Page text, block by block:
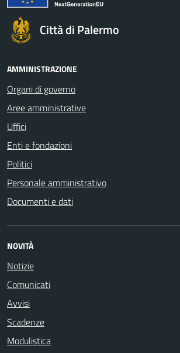
Città di Palermo
AMMINISTRAZIONE
Organi di governo
Aree amministrative
Uffici
Enti e fondazioni
Politici
Personale amministrativo
Documenti e dati
NOVITÀ
Notizie
Comunicati
Avvisi
Scadenze
Modulistica